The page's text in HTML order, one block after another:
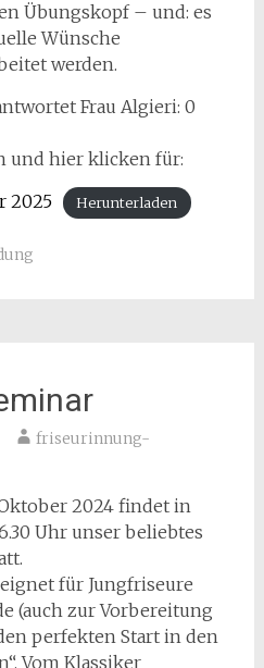
Übungskopf – und: es
Wünsche
werden.
Frau Algieri: 0
und hier klicken für:
2025
Herunterladen
friseurinnung-
2024 findet in
Uhr unser beliebtes
für Jungfriseure
(auch zur Vorbereitung
perfekten Start in den
Vom Klassiker